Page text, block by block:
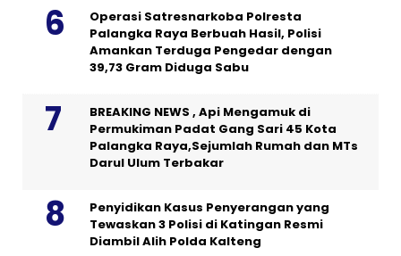
Operasi Satresnarkoba Polresta
Palangka Raya Berbuah Hasil, Polisi
Amankan Terduga Pengedar dengan
39,73 Gram Diduga Sabu
BREAKING NEWS , Api Mengamuk di
Permukiman Padat Gang Sari 45 Kota
Palangka Raya,Sejumlah Rumah dan MTs
Darul Ulum Terbakar
Penyidikan Kasus Penyerangan yang
Tewaskan 3 Polisi di Katingan Resmi
Diambil Alih Polda Kalteng